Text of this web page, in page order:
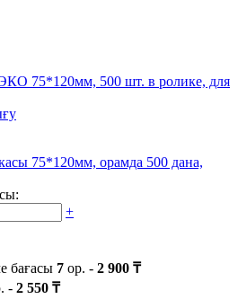
75*120мм, орамда 500 дана,
+
бағасы 7 ор. - 2 900 ₸
- 2 550 ₸